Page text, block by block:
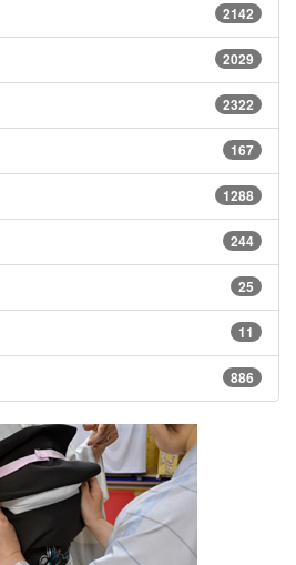
2142
2029
2322
167
1288
244
25
11
886